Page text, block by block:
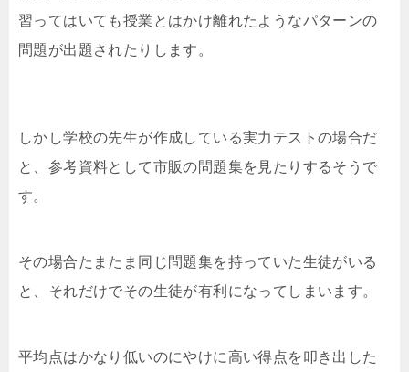
習ってはいても授業とはかけ離れたようなパターンの
問題が出題されたりします。
しかし学校の先生が作成している実力テストの場合だ
と、参考資料として市販の問題集を見たりするそうで
す。
その場合たまたま同じ問題集を持っていた生徒がいる
と、それだけでその生徒が有利になってしまいます。
平均点はかなり低いのにやけに高い得点を叩き出した